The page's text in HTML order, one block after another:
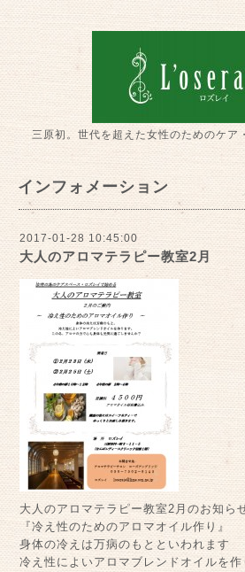
三原初。世代を超えた女性のためのケア
インフォメーション
2017-01-28 10:45:00
大人のアロマテラピー教室2月
大人のアロマテラピー教室2月のお知ら
『冷え性のためのアロマオイル作り』
身体の冷えは万病のもとといわれます
冷え性によいアロマブレンドオイルを作